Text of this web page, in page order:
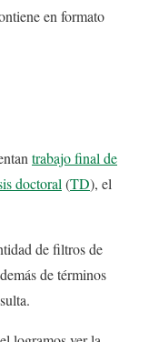
en formato
trabajo final de
doctoral (TD), el
de filtros de
de términos